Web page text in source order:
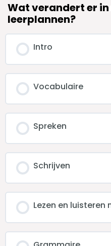
Wat verandert er
leerplannen?
Intro
Vocabulaire
Spreken
Schrijven
Lezen en luisteren